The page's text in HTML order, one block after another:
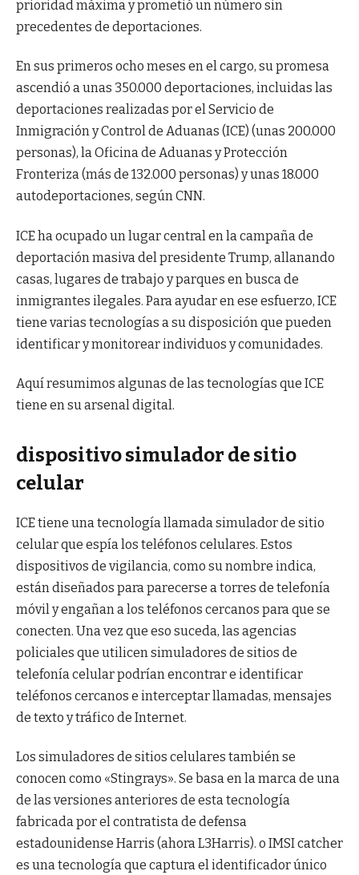
prioridad máxima y prometió un número sin
precedentes de deportaciones.
En sus primeros ocho meses en el cargo, su promesa
ascendió a unas 350.000 deportaciones, incluidas las
deportaciones realizadas por el Servicio de
Inmigración y Control de Aduanas (ICE) (unas 200.000
personas), la Oficina de Aduanas y Protección
Fronteriza (más de 132.000 personas) y unas 18.000
autodeportaciones, según CNN.
ICE ha ocupado un lugar central en la campaña de
deportación masiva del presidente Trump, allanando
casas, lugares de trabajo y parques en busca de
inmigrantes ilegales. Para ayudar en ese esfuerzo, ICE
tiene varias tecnologías a su disposición que pueden
identificar y monitorear individuos y comunidades.
Aquí resumimos algunas de las tecnologías que ICE
tiene en su arsenal digital.
dispositivo simulador de sitio
celular
ICE tiene una tecnología llamada simulador de sitio
celular que espía los teléfonos celulares. Estos
dispositivos de vigilancia, como su nombre indica,
están diseñados para parecerse a torres de telefonía
móvil y engañan a los teléfonos cercanos para que se
conecten. Una vez que eso suceda, las agencias
policiales que utilicen simuladores de sitios de
telefonía celular podrían encontrar e identificar
teléfonos cercanos e interceptar llamadas, mensajes
de texto y tráfico de Internet.
Los simuladores de sitios celulares también se
conocen como «Stingrays». Se basa en la marca de una
de las versiones anteriores de esta tecnología
fabricada por el contratista de defensa
estadounidense Harris (ahora L3Harris). o IMSI catcher
es una tecnología que captura el identificador único